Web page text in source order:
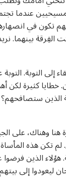
عندما
تكون في
الفِرقة بينهما.
إلى التوبة.
كثيرة لكن
ستصافحهم؟
هنا وهناك، على
تكن هذه
هؤلاء الذين
إلى